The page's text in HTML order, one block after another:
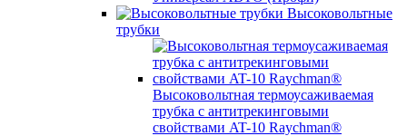
Высоковольтные
трубки
Высоковольтная термоусаживаемая
трубка с антитрекинговыми
свойствами AT-10 Raychman®